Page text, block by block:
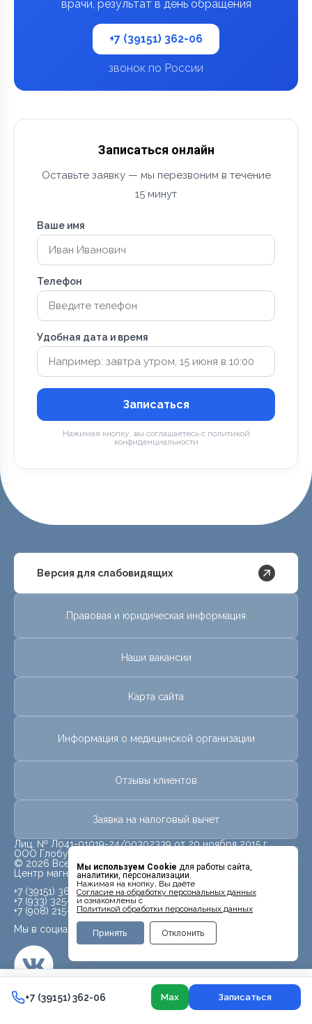
Услуги Врачи Записаться в Max Контакты
Мы используем Cookie для работы сайта,
аналитики, персонализации.
Нажимая на кнопку, Вы даёте
Cогласие на обработку персональных данных
и ознакомлены с
Политикой обработки персональных данных
Принять Отклонить
врачи, результат в день обращения
+7 (39151) 362-06
звонок по России
4 800 ₽ +7 (39151) 362-06
Записаться онлайн
Оставьте заявку — мы перезвоним в течение
15 минут
Ваше имя
Телефон
Удобная дата и время
Записаться
Нажимая кнопку, вы соглашаетесь с политикой
конфиденциальности
Версия для слабовидящих
Правовая и юридическая информация
Наши вакансии
Карта сайта
Информация о медицинской организации
Отзывы клиентов
Заявка на налоговый вычет
Лиц. № Л041-01019-24/00302339 от 20 ноября 2015 г.
ООО Глобус
© 2026 Все права защищены.
Центр магнитно-резонансной томографии «МРТ Лидер»
Мы в социальных сетях
+7 (39151) 362-06
+7 (933) 325-70-70
+7 (908) 215-98-58
+7 (39151) 362-06 Max Записаться